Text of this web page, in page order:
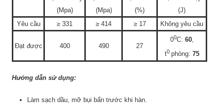
(Mpa)
(Mpa)
(%)
(J)
Yêu cầu
≥ 331 ≥ 414 ≥ 17 Không yêu cầu
Đạt được 400 490 27
00C: 60,
t0 phòng: 75
Hướng dẫn sử dụng:
Làm sạch dầu, mỡ bụi bẩn trước khi hàn.